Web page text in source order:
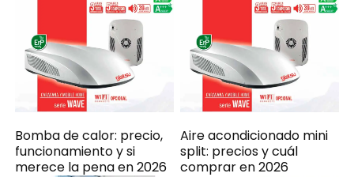
Bomba de calor: precio,
funcionamiento y si
merece la pena en 2026
Aire acondicionado mini
split: precios y cuál
comprar en 2026